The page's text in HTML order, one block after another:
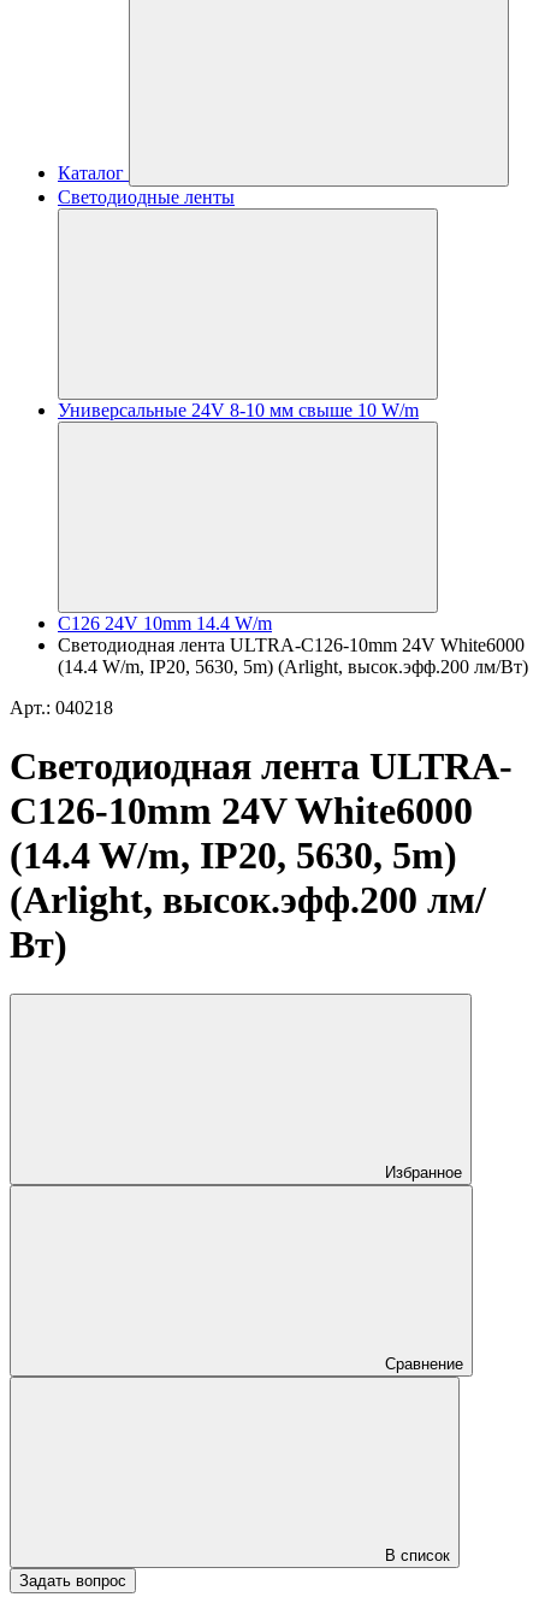
Каталог
Светодиодные ленты
Универсальные 24V 8-10 мм свыше 10 W/m
C126 24V 10mm 14.4 W/m
Светодиодная лента ULTRA-C126-10mm 24V White6000
(14.4 W/m, IP20, 5630, 5m) (Arlight, высок.эфф.200 лм/Вт)
Арт.: 040218
Светодиодная лента ULTRA-
C126-10mm 24V White6000
(14.4 W/m, IP20, 5630, 5m)
(Arlight, высок.эфф.200 лм/
Вт)
Избранное
Сравнение
В список
Задать вопрос